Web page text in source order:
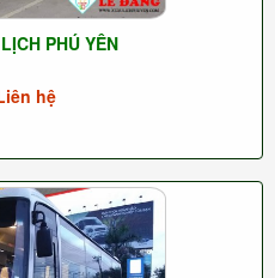
PHÚ YÊN
hệ